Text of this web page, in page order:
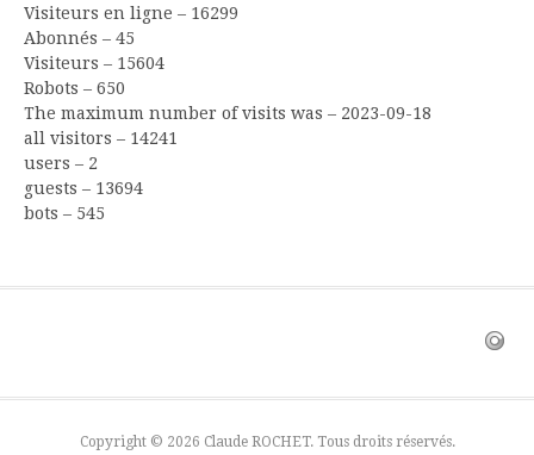
Visiteurs en ligne – 16299
Abonnés – 45
Visiteurs – 15604
Robots – 650
The maximum number of visits was – 2023-09-18
all visitors – 14241
users – 2
guests – 13694
bots – 545
Copyright © 2026 Claude ROCHET. Tous droits réservés.